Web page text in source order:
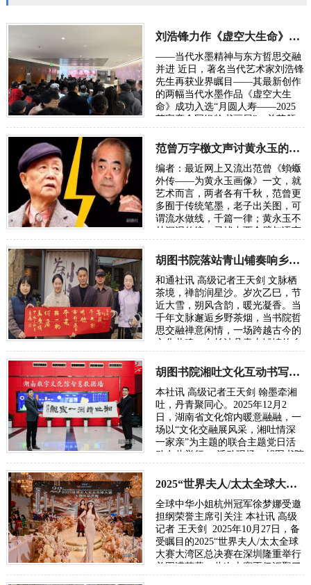
刘浩锋力作《虚空大生命》入选2025荣宝斋全国书画展
——当代水墨精神与东方哲思交融
并进 近日，著名当代艺术家刘浩锋
先生再获业界瞩目——其最新创作
的两幅当代水墨作品《虚空大生
命》成功入选“月圆人寿——2025
荣宝斋全国银龄书画展”，并获颁
交部《新中国国礼…
范曾万字檄文声讨黄永玉的“丑恶灵魂”
编者：最近网上又流出范曾《蝜蝂
外传——为黄永玉画像》一文，就
艺术而言，两者各有千秋，范曾更
多囿于传统笔墨，老子出关图，可
谓流水做线，千篇一律；黄永玉不
甘沉泥传统，寻找中西合璧与语言
与现代的代…
胡图书院落站青山铺奏响乡土文化振兴新声
和通社讯 高级记者王天剑 文脉栖
茶境，禅韵润星沙。岁次乙巳，节
近大雪，朔风含韵，暖光凝香。当
千年文脉邂逅乡野茶烟，当书院哲
思交融禅意闲情，一场跨越古今的
文化共鸣，在长沙县青山铺镇的乡
式入驻青…
胡图书院湘吐文化互动书写民族团结新章
本社讯 高级记者王天剑 翰墨牵湘
吐，丹青聚同心。2025年12月2
日，湖南省文化馆内暖意融融，一
场以“文化交融展风采，湘吐情深
一家亲”为主题的联合主题党日活
动在此举行。 活动现场，胡图书院
吐情深一家亲”…
2025“世界夫人/太太全球大赛大湾区总决赛在深圳落幕
全球中华小姐杭州冠军徐梦娜受邀
担纲荣誉主席引关注 本社讯 高级
记者 王天剑 2025年10月27日，备
受瞩目的2025“世界夫人/太太全球
大赛大湾区总决赛在深圳隆重举行
并圆满落幕。此次大赛不仅汇聚了